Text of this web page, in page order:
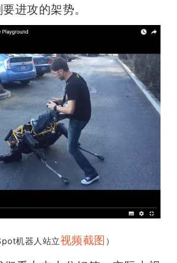
进攻的架势。
机器人站立视频截图 ）